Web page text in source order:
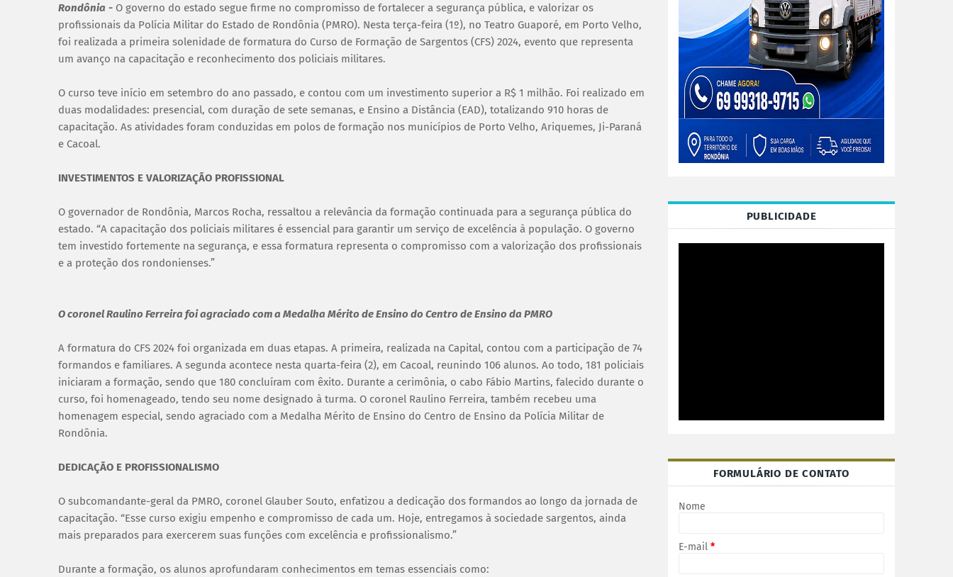
Rondônia - O governo do estado segue firme no compromisso de fortalecer a segurança pública, e valorizar os
profissionais da Polícia Militar do Estado de Rondônia (PMRO). Nesta terça-feira (1º), no Teatro Guaporé, em Porto Velho,
foi realizada a primeira solenidade de formatura do Curso de Formação de Sargentos (CFS) 2024, evento que representa
um avanço na capacitação e reconhecimento dos policiais militares.
O curso teve início em setembro do ano passado, e contou com um investimento superior a R$ 1 milhão. Foi realizado em
duas modalidades: presencial, com duração de sete semanas, e Ensino a Distância (EAD), totalizando 910 horas de
capacitação. As atividades foram conduzidas em polos de formação nos municípios de Porto Velho, Ariquemes, Ji-Paraná
e Cacoal.
INVESTIMENTOS E VALORIZAÇÃO PROFISSIONAL
O governador de Rondônia, Marcos Rocha, ressaltou a relevância da formação continuada para a segurança pública do
estado. “A capacitação dos policiais militares é essencial para garantir um serviço de excelência à população. O governo
tem investido fortemente na segurança, e essa formatura representa o compromisso com a valorização dos profissionais
e a proteção dos rondonienses.”
O coronel Raulino Ferreira foi agraciado com a Medalha Mérito de Ensino do Centro de Ensino da PMRO
A formatura do CFS 2024 foi organizada em duas etapas. A primeira, realizada na Capital, contou com a participação de 74
formandos e familiares. A segunda acontece nesta quarta-feira (2), em Cacoal, reunindo 106 alunos. Ao todo, 181 policiais
iniciaram a formação, sendo que 180 concluíram com êxito. Durante a cerimônia, o cabo Fábio Martins, falecido durante o
curso, foi homenageado, tendo seu nome designado à turma. O coronel Raulino Ferreira, também recebeu uma
homenagem especial, sendo agraciado com a Medalha Mérito de Ensino do Centro de Ensino da Polícia Militar de
Rondônia.
DEDICAÇÃO E PROFISSIONALISMO
O subcomandante-geral da PMRO, coronel Glauber Souto, enfatizou a dedicação dos formandos ao longo da jornada de
capacitação. “Esse curso exigiu empenho e compromisso de cada um. Hoje, entregamos à sociedade sargentos, ainda
mais preparados para exercerem suas funções com excelência e profissionalismo.”
Durante a formação, os alunos aprofundaram conhecimentos em temas essenciais como:
PUBLICIDADE
FORMULÁRIO DE CONTATO
Nome
E-mail *